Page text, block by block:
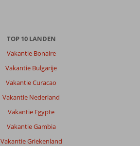
TOP 10 LANDEN
Vakantie Bonaire
Vakantie Bulgarije
Vakantie Curacao
Vakantie Nederland
Vakantie Egypte
Vakantie Gambia
Vakantie Griekenland